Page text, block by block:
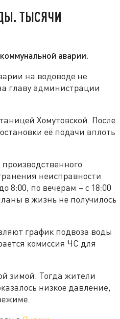
ТЫСЯЧИ
аварии.
на водоводе не
главу администрации
Хомутовской. После
её подачи вплоть
неисправности
8:00, по вечерам – с 18:00
в жизнь не получилось
график подвоза воды
комиссия ЧС для
зимой. Тогда жители
низкое давление,